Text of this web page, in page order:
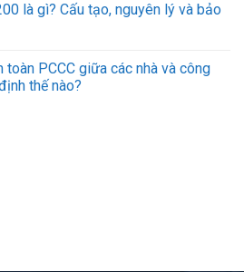
là gì? Cấu tạo, nguyên lý và bảo
toàn PCCC giữa các nhà và công
thế nào?